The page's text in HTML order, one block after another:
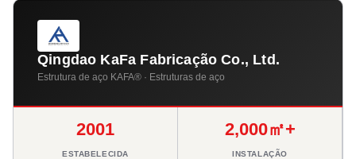
Qingdao KaFa Fabricação Co., Ltd.
Estrutura de aço KAFA® · Estruturas de aço
2001
ESTABELECIDA
2,000㎡+
INSTALAÇÃO